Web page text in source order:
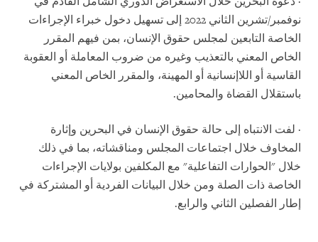
نوفمبر/تشرين الثاني 2022 إلى تسهيل دخول خبراء الإجراءات
الخاصة التابعين لمجلس حقوق الإنسان، بمن فيهم المقرر
الخاص المعني بالتعذيب وغيره من ضروب المعاملة أو العقوبة
القاسية أو اللاإنسانية أو المهينة، والمقرر الخاص المعني
باستقلال القضاة والمحامين.
· لفت الانتباه إلى حالة حقوق الإنسان في البحرين وإثارة
المخاوف خلال اجتماعات المجلس ومناقشاته، بما في ذلك
خلال "الحوارات التفاعلية" مع المكلفين بولايات الإجراءات
الخاصة ذات الصلة ومن خلال البيانات الفردية أو المشتركة في
إطار الفصلين الثاني والرابع.